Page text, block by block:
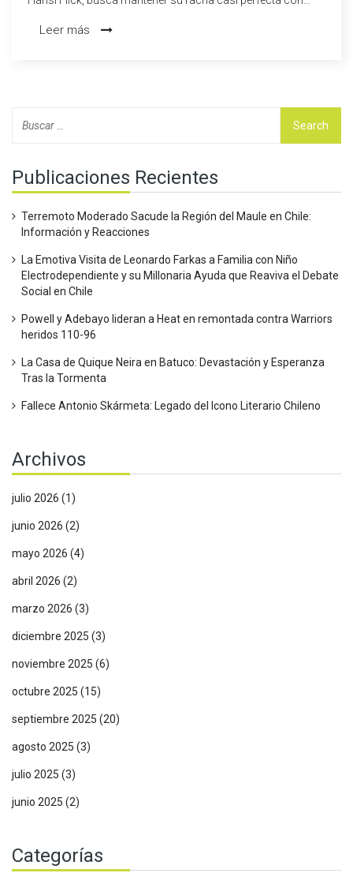
de García Pimienta, intenta escapar de la zona de descenso.
Leer más
Publicaciones Recientes
Terremoto Moderado Sacude la Región del Maule en Chile:
Información y Reacciones
La Emotiva Visita de Leonardo Farkas a Familia con Niño
Electrodependiente y su Millonaria Ayuda que Reaviva el Debate
Social en Chile
Powell y Adebayo lideran a Heat en remontada contra Warriors
heridos 110-96
La Casa de Quique Neira en Batuco: Devastación y Esperanza
Tras la Tormenta
Fallece Antonio Skármeta: Legado del Icono Literario Chileno
Archivos
julio 2026 (1)
junio 2026 (2)
mayo 2026 (4)
abril 2026 (2)
marzo 2026 (3)
diciembre 2025 (3)
noviembre 2025 (6)
octubre 2025 (15)
septiembre 2025 (20)
agosto 2025 (3)
julio 2025 (3)
junio 2025 (2)
Categorías